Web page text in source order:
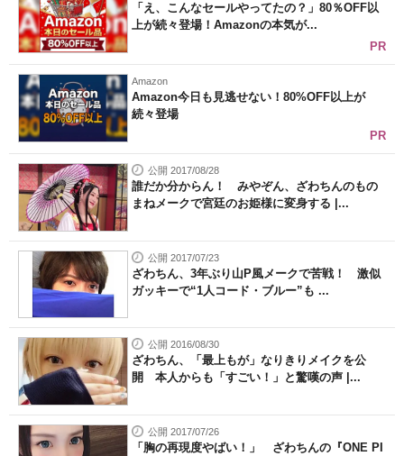
「え、こんなセールやってたの？」80％OFF以
上が続々登場！Amazonの本気が...
PR
Amazon
Amazon今日も見逃せない！80%OFF以上が
続々登場
PR
公開 2017/08/28
誰だか分からん！ みやぞん、ざわちんのもの
まねメークで宮廷のお姫様に変身する |...
公開 2017/07/23
ざわちん、3年ぶり山P風メークで苦戦！ 激似
ガッキーで“1人コード・ブルー”も ...
公開 2016/08/30
ざわちん、「最上もが」なりきりメイクを公
開 本人からも「すごい！」と驚嘆の声 |...
公開 2017/07/26
「胸の再現度やばい！」 ざわちんの『ONE PI